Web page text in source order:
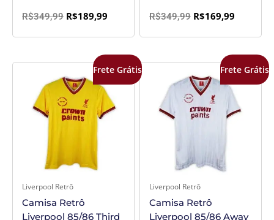
R$349,99 R$189,99 R$349,99 R$169,99
Frete Grátis
Liverpool Retrô
Camisa Retrô
Liverpool 85/86 Third
preço
original
era:
R$349,99.
O
atual
é:
R$169,99.
Frete Grátis
Liverpool Retrô
Camisa Retrô
Liverpool 85/86 Away
preço
original
era:
R$349,99.
O
é: